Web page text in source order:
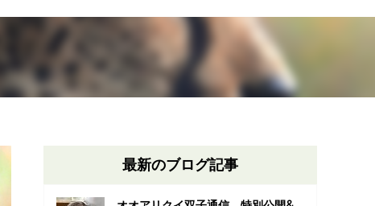
最新のブログ記事